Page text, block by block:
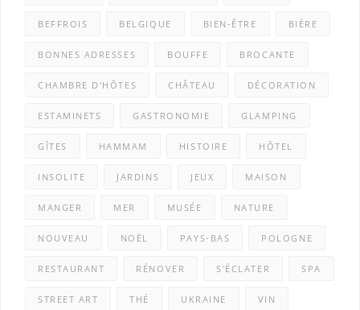
BEFFROIS BELGIQUE BIEN-ÊTRE BIÈRE
BONNES ADRESSES BOUFFE BROCANTE
CHAMBRE D'HÔTES CHÂTEAU DÉCORATION
ESTAMINETS GASTRONOMIE GLAMPING
GÎTES HAMMAM HISTOIRE HÔTEL
INSOLITE JARDINS JEUX MAISON
MANGER MER MUSÉE NATURE
NOUVEAU NOËL PAYS-BAS POLOGNE
RESTAURANT RÉNOVER S'ÉCLATER SPA
STREET ART THÉ UKRAINE VIN